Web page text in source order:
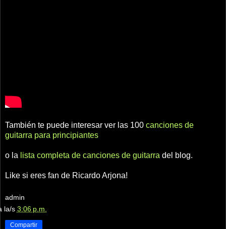
También te puede interesar ver las 100 canciones de
guitarra para principiantes
o la lista completa de canciones de guitarra del blog.
Like si eres fan de Ricardo Arjona!
admin
la/s 3:06 p.m.
Compartir